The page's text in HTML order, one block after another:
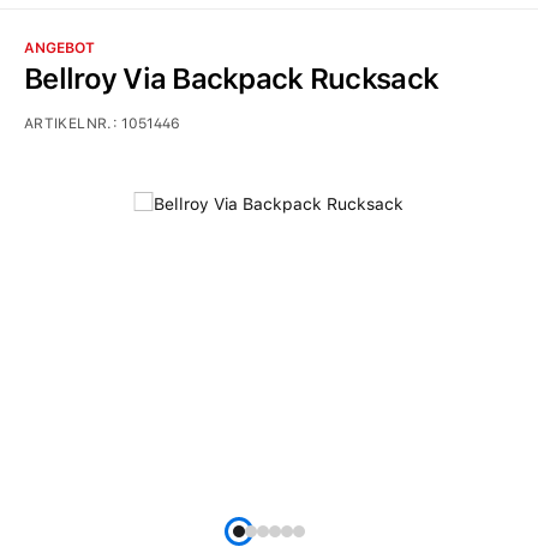
Bildergalerie überspringen
ANGEBOT
Bellroy Via Backpack Rucksack
ARTIKELNR.:1051446